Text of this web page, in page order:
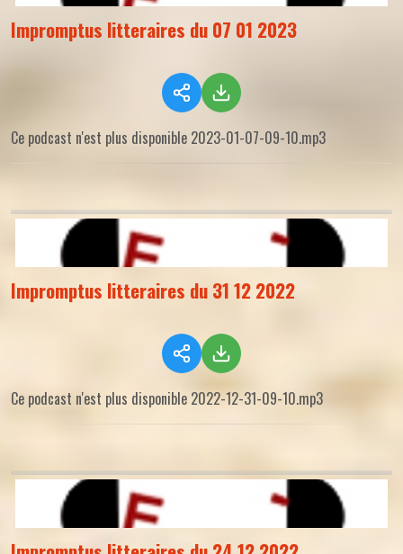
Impromptus litteraires du 07 01 2023
Ce podcast n'est plus disponible 2023-01-07-09-10.mp3
Impromptus litteraires du 31 12 2022
Ce podcast n'est plus disponible 2022-12-31-09-10.mp3